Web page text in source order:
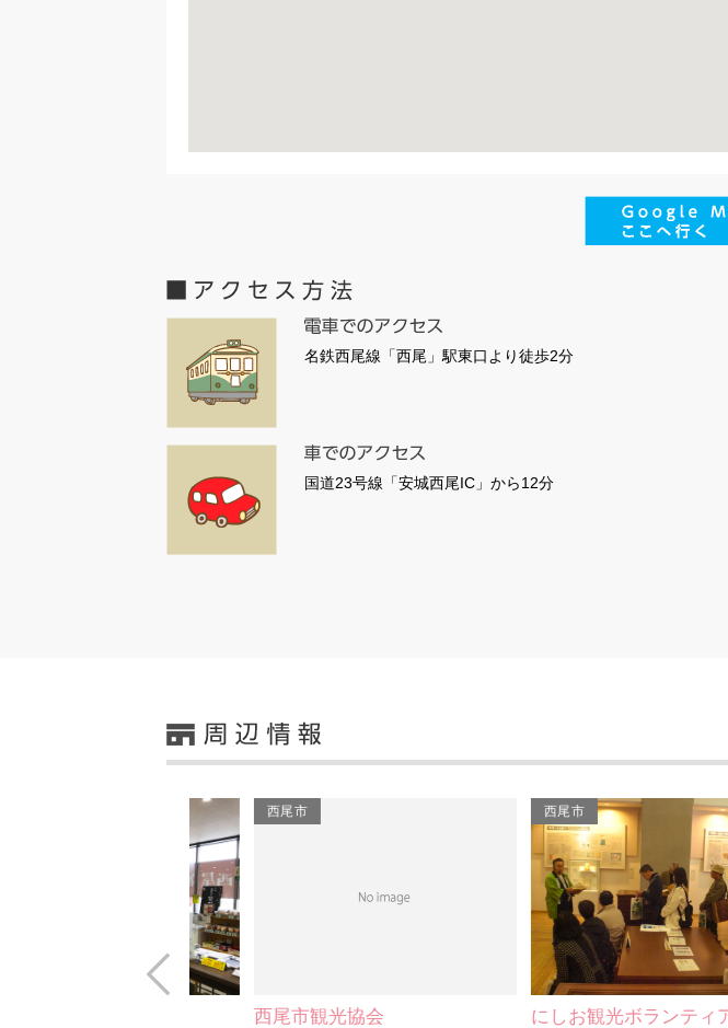
名鉄西尾線「西尾」駅東口より徒歩2分
国道23号線「安城西尾IC」から12分
西尾市観光協会 にしお観光ボランティアガ…
Prev